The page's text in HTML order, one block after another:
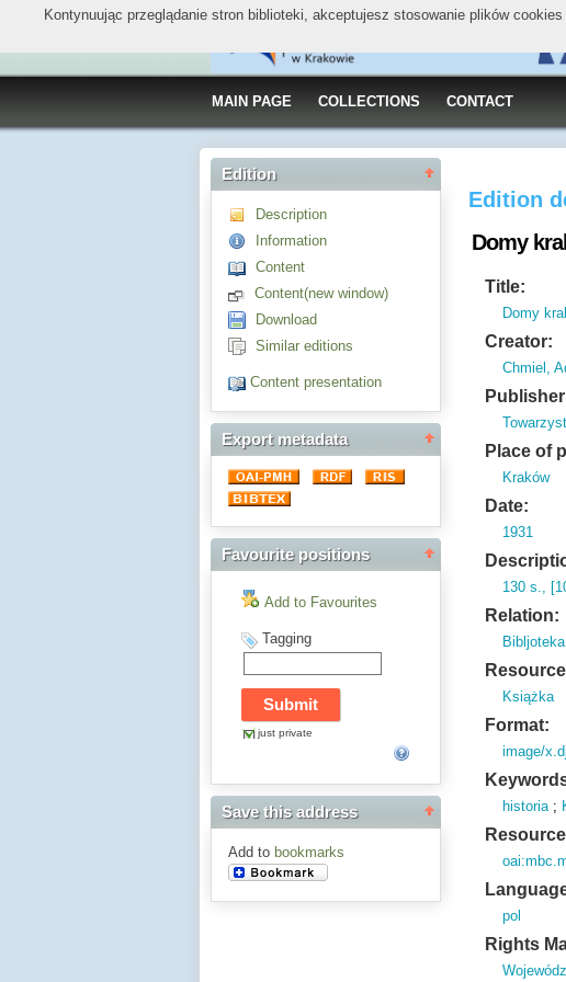
MAIN PAGE COLLECTIONS CONTACT
Edition
Description
Information
Content
Content(new window)
Download
Similar editions
Content presentation
Export metadata
Favourite positions
Add to Favourites
Tagging
just private
Save this address
Add to bookmarks
Edition
Domy
Title:
Domy
Creator:
Chmiel,
Place of
Kraków
Date:
1931
130 s.,
Relation:
Książka
Format:
image/
historia;
pol
Rights
Kontynuując przeglądanie stron biblioteki, akceptujesz stosowanie plików